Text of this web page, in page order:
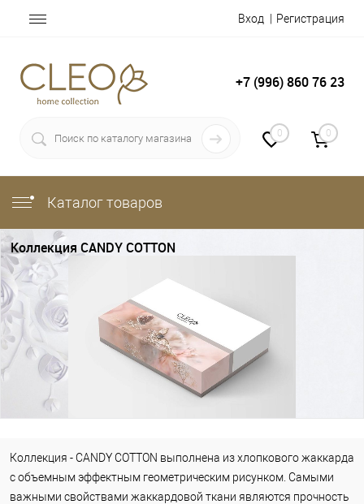
Вход Регистрация
+7 (996) 860 76 23
0 0
Каталог товаров
Коллекция CANDY COTTON
Коллекция - CANDY COTTON выполнена из хлопкового жаккарда
с объемным эффектным геометрическим рисунком. Самыми
важными свойствами жаккардовой ткани являются прочность